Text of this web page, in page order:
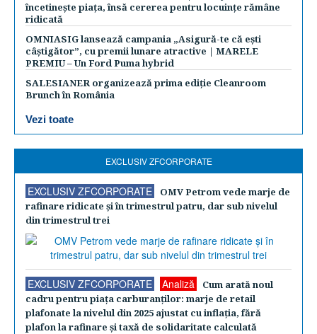
încetinește piața, însă cererea pentru locuințe rămâne
ridicată
OMNIASIG lansează campania „Asigură-te că ești
câștigător”, cu premii lunare atractive | MARELE
PREMIU – Un Ford Puma hybrid
SALESIANER organizează prima ediție Cleanroom
Brunch în România
Vezi toate
EXCLUSIV ZFCORPORATE
EXCLUSIV ZFCORPORATE
OMV Petrom vede marje de
rafinare ridicate şi în trimestrul patru, dar sub nivelul
din trimestrul trei
EXCLUSIV ZFCORPORATE Analiză
Cum arată noul
cadru pentru piaţa carburanţilor: marje de retail
plafonate la nivelul din 2025 ajustat cu inflaţia, fără
plafon la rafinare şi taxă de solidaritate calculată